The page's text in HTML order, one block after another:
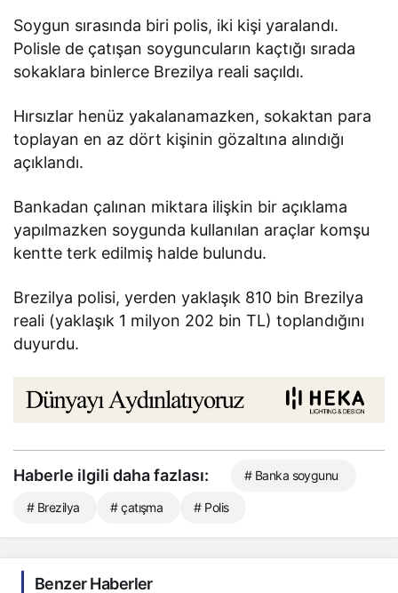
Soygun sırasında biri polis, iki kişi yaralandı.
Polisle de çatışan soyguncuların kaçtığı sırada
sokaklara binlerce Brezilya reali saçıldı.
Hırsızlar henüz yakalanamazken, sokaktan para
toplayan en az dört kişinin gözaltına alındığı
açıklandı.
Bankadan çalınan miktara ilişkin bir açıklama
yapılmazken soygunda kullanılan araçlar komşu
kentte terk edilmiş halde bulundu.
Brezilya polisi, yerden yaklaşık 810 bin Brezilya
reali (yaklaşık 1 milyon 202 bin TL) toplandığını
duyurdu.
Haberle ilgili daha fazlası: # Banka soygunu
# Brezilya # çatışma # Polis
Benzer Haberler